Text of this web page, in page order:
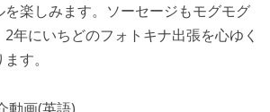
楽しみます。ソーセージもモグモグ
年にいちどのフォト キナ出張を心ゆく
す。